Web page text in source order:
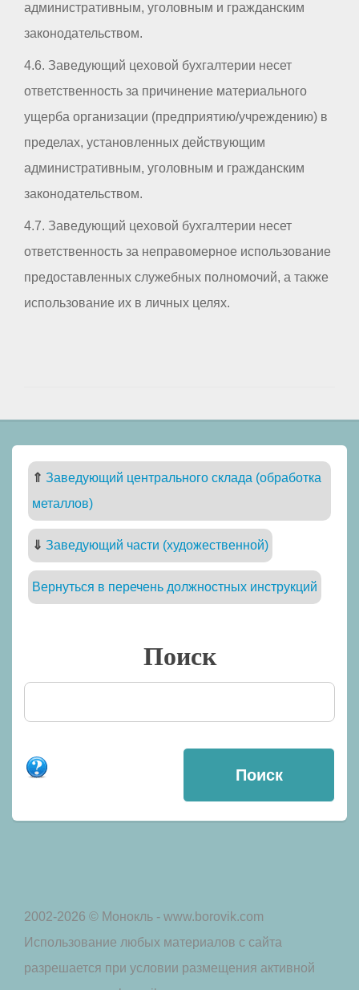
административным, уголовным и гражданским
законодательством.
4.6. Заведующий цеховой бухгалтерии несет
ответственность за причинение материального
ущерба организации (предприятию/учреждению) в
пределах, установленных действующим
административным, уголовным и гражданским
законодательством.
4.7. Заведующий цеховой бухгалтерии несет
ответственность за неправомерное использование
предоставленных служебных полномочий, а также
использование их в личных целях.
⇑ Заведующий центрального склада (обработка
металлов)
⇓ Заведующий части (художественной)
Вернуться в перечень должностных инструкций
Поиск
2002-2026 © Монокль - www.borovik.com
Использование любых материалов с сайта
разрешается при условии размещения активной